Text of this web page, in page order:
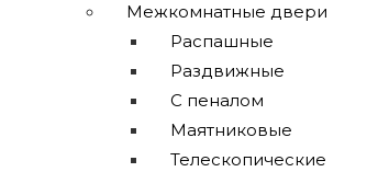
Межкомнатные двери
Распашные
Раздвижные
С пеналом
Маятниковые
Телескопические